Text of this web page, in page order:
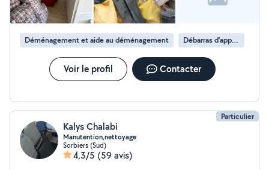
Déménagement et aide au déménagement Débarras d'appartement
Voir le profil Contacter
Particulier
Kalys Chalabi
Manutention,nettoyage
Sorbiers (Sud)
4,3/5 (59 avis)